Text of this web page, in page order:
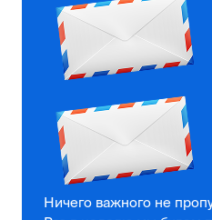
Ничего важного не